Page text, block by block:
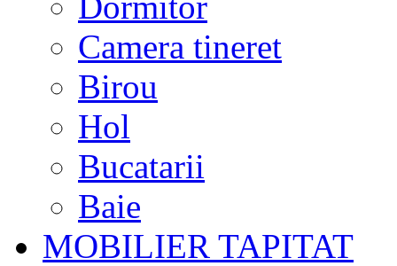
Camera tineret
Birou
Hol
Bucatarii
Baie
MOBILIER TAPITAT